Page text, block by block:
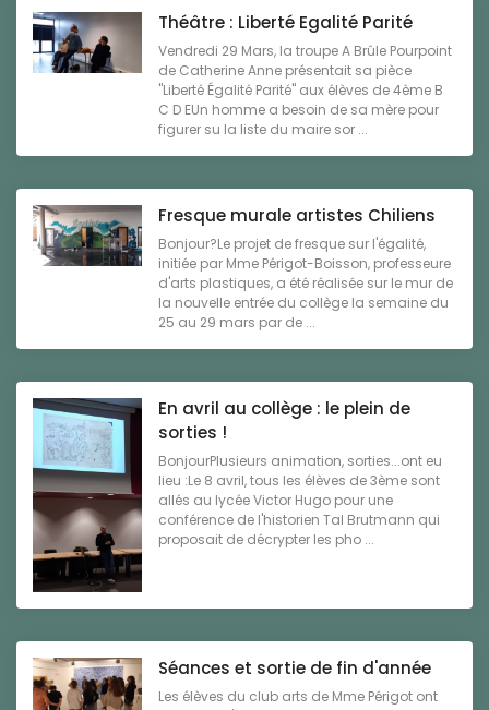
Théâtre : Liberté Egalité Parité
Vendredi 29 Mars, la troupe A Brûle Pourpoint
de Catherine Anne présentait sa pièce
"Liberté Égalité Parité" aux élèves de 4ème B
C D EUn homme a besoin de sa mère pour
figurer su la liste du maire sor ...
Fresque murale artistes Chiliens
Bonjour?Le projet de fresque sur l'égalité,
initiée par Mme Périgot-Boisson, professeure
d'arts plastiques, a été réalisée sur le mur de
la nouvelle entrée du collège la semaine du
25 au 29 mars par de ...
En avril au collège : le plein de
sorties !
BonjourPlusieurs animation, sorties...ont eu
lieu :Le 8 avril, tous les élèves de 3ème sont
allés au lycée Victor Hugo pour une
conférence de l'historien Tal Brutmann qui
proposait de décrypter les pho ...
Séances et sortie de fin d'année
Les élèves du club arts de Mme Périgot ont